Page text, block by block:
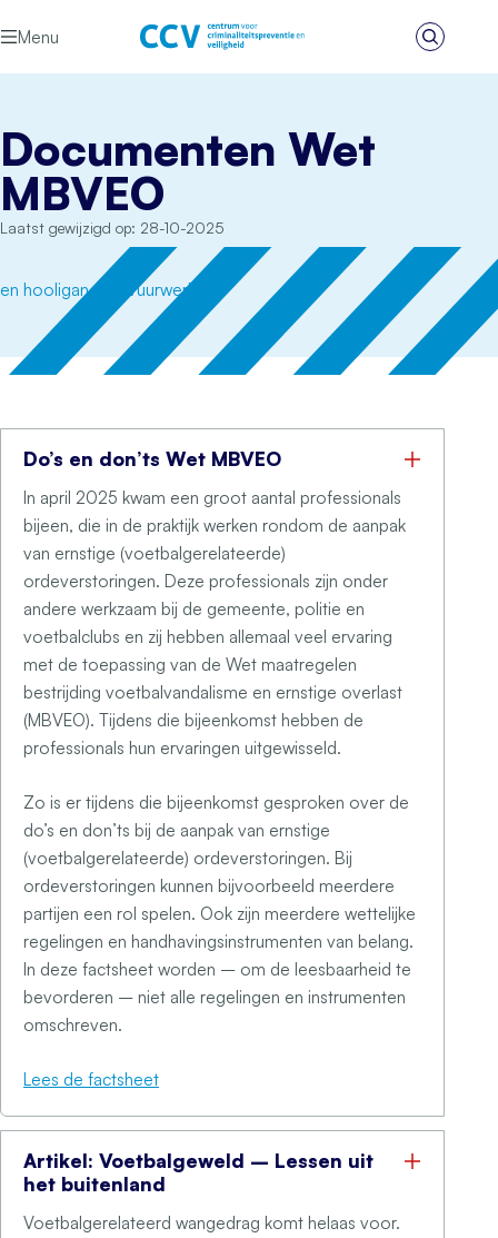
Menu
Zoeken
Documenten Wet
MBVEO
Laatst gewijzigd op: 28-10-2025
Do’s en don’ts Wet MBVEO
In april 2025 kwam een groot aantal professionals
bijeen, die in de praktijk werken rondom de aanpak
van ernstige (voetbalgerelateerde)
ordeverstoringen. Deze professionals zijn onder
andere werkzaam bij de gemeente, politie en
voetbalclubs en zij hebben allemaal veel ervaring
met de toepassing van de Wet maatregelen
bestrijding voetbalvandalisme en ernstige overlast
(MBVEO). Tijdens die bijeenkomst hebben de
professionals hun ervaringen uitgewisseld.
Zo is er tijdens die bijeenkomst gesproken over de
do’s en don’ts bij de aanpak van ernstige
(voetbalgerelateerde) ordeverstoringen. Bij
ordeverstoringen kunnen bijvoorbeeld meerdere
partijen een rol spelen. Ook zijn meerdere wettelijke
regelingen en handhavingsinstrumenten van belang.
In deze factsheet worden – om de leesbaarheid te
bevorderen – niet alle regelingen en instrumenten
omschreven.
Lees de factsheet
Artikel: Voetbalgeweld – Lessen uit
het buitenland
Voetbalgerelateerd wangedrag komt helaas voor.